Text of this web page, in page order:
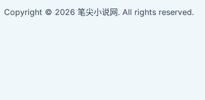
Copyright © 2026 笔尖小说网. All rights reserved.